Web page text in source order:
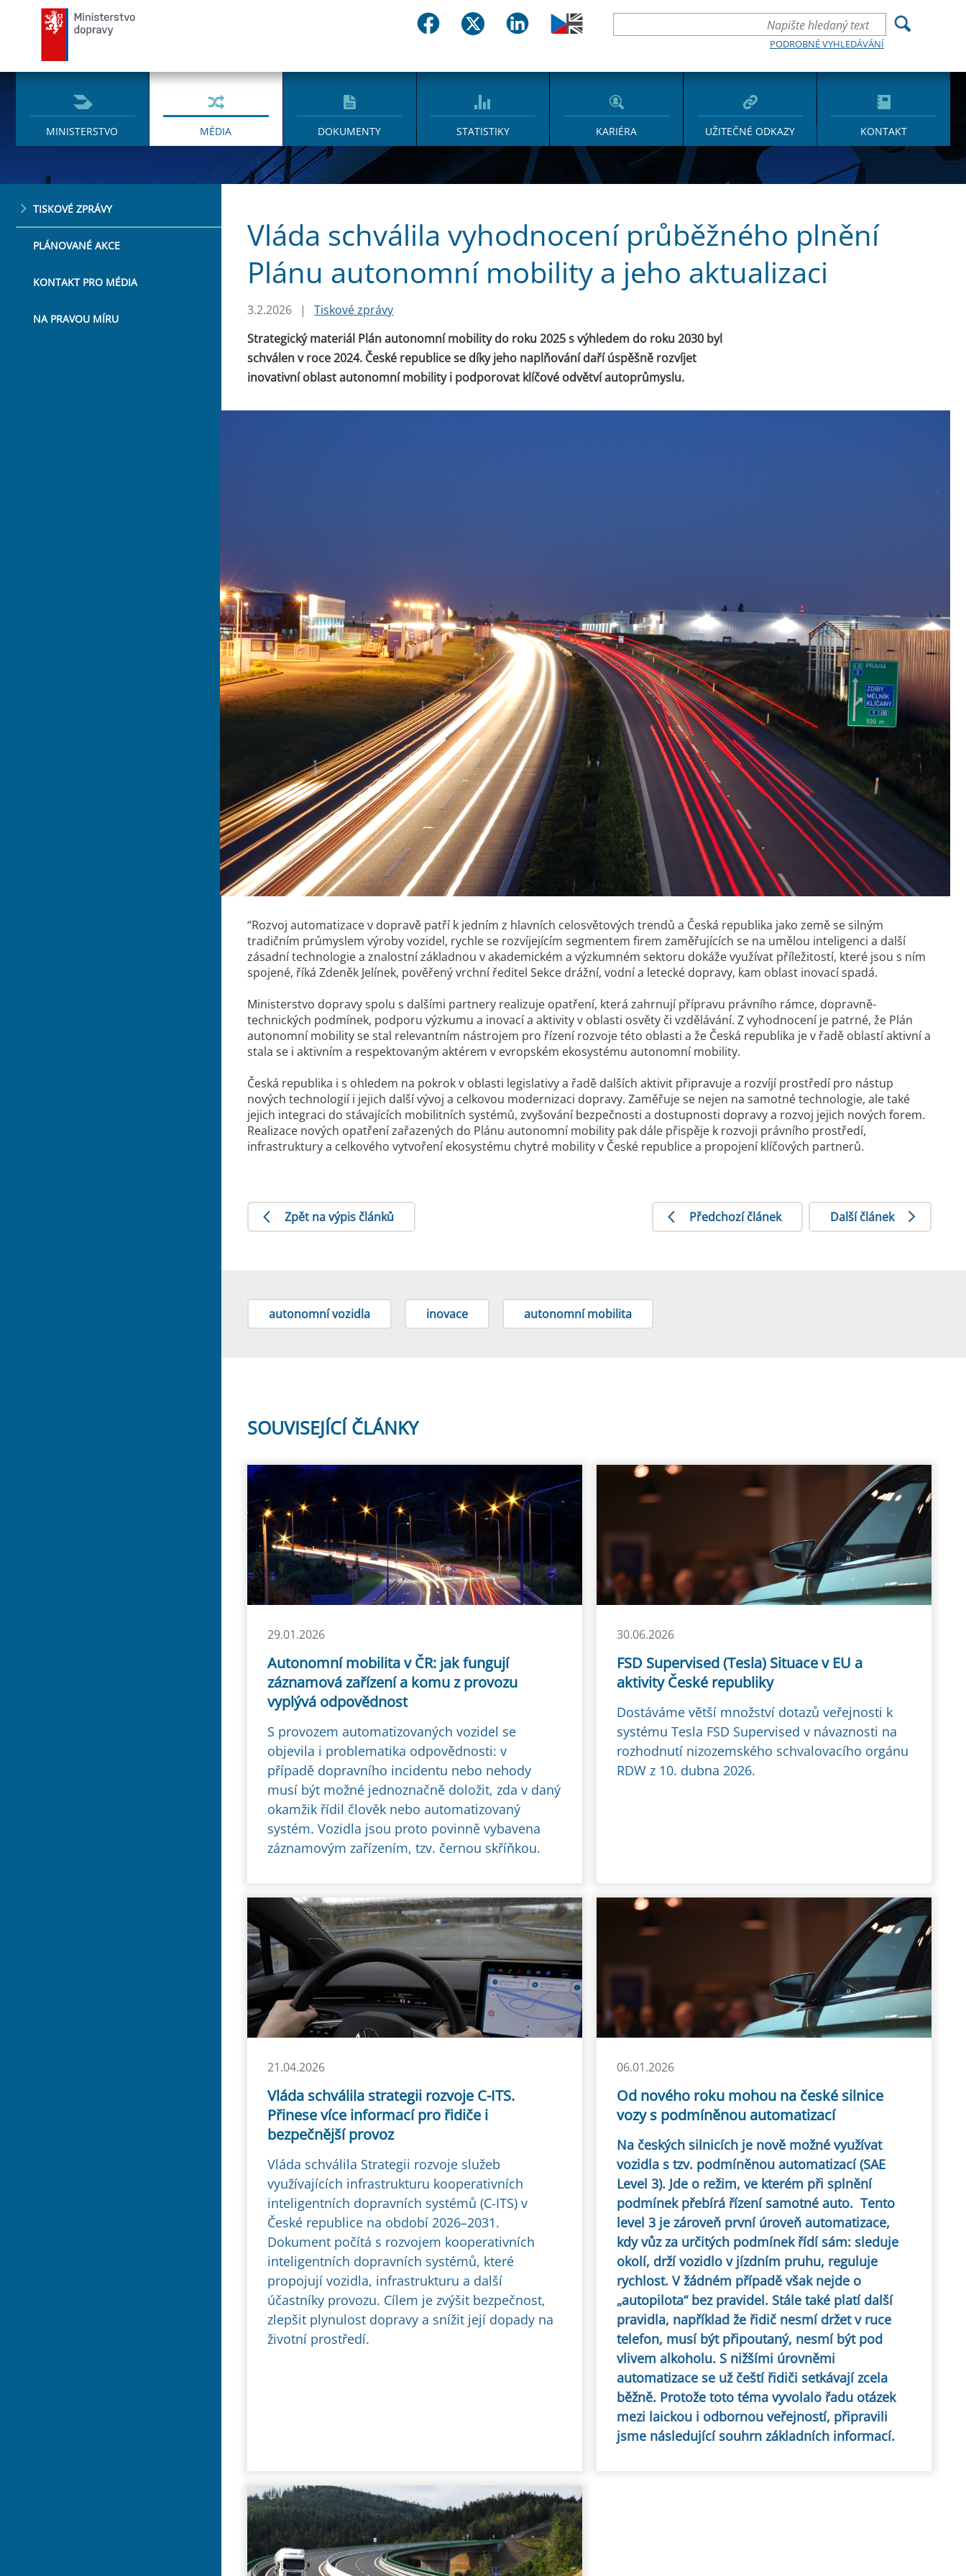
PODROBNÉ VYHLEDÁVÁNÍ
MINISTERSTVO MÉDIA DOKUMENTY STATISTIKY KARIÉRA UŽITEČNÉ ODKAZY KONTAKT
TISKOVÉ ZPRÁVY
PLÁNOVANÉ AKCE
KONTAKT PRO MÉDIA
NA PRAVOU MÍRU
Vláda schválila vyhodnocení průběžného plnění
Plánu autonomní mobility a jeho aktualizaci
3.2.2026 |
Tiskové zprávy
Strategický materiál Plán autonomní mobility do roku 2025 s výhledem do roku 2030 byl
schválen v roce 2024. České republice se díky jeho naplňování daří úspěšně rozvíjet
inovativní oblast autonomní mobility i podporovat klíčové odvětví autoprůmyslu.
“Rozvoj automatizace v dopravě patří k jedním z hlavních celosvětových trendů a Česká republika jako země se silným
tradičním průmyslem výroby vozidel, rychle se rozvíjejícím segmentem firem zaměřujících se na umělou inteligenci a další
zásadní technologie a znalostní základnou v akademickém a výzkumném sektoru dokáže využívat příležitostí, které jsou s ním
spojené, říká Zdeněk Jelínek, pověřený vrchní ředitel Sekce drážní, vodní a letecké dopravy, kam oblast inovací spadá.
Ministerstvo dopravy spolu s dalšími partnery realizuje opatření, která zahrnují přípravu právního rámce, dopravně-
technických podmínek, podporu výzkumu a inovací a aktivity v oblasti osvěty či vzdělávání. Z vyhodnocení je patrné, že Plán
autonomní mobility se stal relevantním nástrojem pro řízení rozvoje této oblasti a že Česká republika je v řadě oblastí aktivní a
stala se i aktivním a respektovaným aktérem v evropském ekosystému autonomní mobility.
Česká republika i s ohledem na pokrok v oblasti legislativy a řadě dalších aktivit připravuje a rozvíjí prostředí pro nástup
nových technologií i jejich další vývoj a celkovou modernizaci dopravy. Zaměřuje se nejen na samotné technologie, ale také
jejich integraci do stávajících mobilitních systémů, zvyšování bezpečnosti a dostupnosti dopravy a rozvoj jejich nových forem.
Realizace nových opatření zařazených do Plánu autonomní mobility pak dále přispěje k rozvoji právního prostředí,
infrastruktury a celkového vytvoření ekosystému chytré mobility v České republice a propojení klíčových partnerů.
Zpět na výpis článků Předchozí článek Další článek
autonomní vozidla inovace autonomní mobilita
SOUVISEJÍCÍ ČLÁNKY
29.01.2026
Autonomní mobilita v ČR: jak fungují
záznamová zařízení a komu z provozu
vyplývá odpovědnost
S provozem automatizovaných vozidel se
objevila i problematika odpovědnosti: v
případě dopravního incidentu nebo nehody
musí být možné jednoznačně doložit, zda v daný
okamžik řídil člověk nebo automatizovaný
systém. Vozidla jsou proto povinně vybavena
záznamovým zařízením, tzv. černou skříňkou.
30.06.2026
FSD Supervised (Tesla) Situace v EU a
aktivity České republiky
Dostáváme větší množství dotazů veřejnosti k
systému Tesla FSD Supervised v návaznosti na
rozhodnutí nizozemského schvalovacího orgánu
RDW z 10. dubna 2026.
21.04.2026
Vláda schválila strategii rozvoje C-ITS.
Přinese více informací pro řidiče i
bezpečnější provoz
Vláda schválila Strategii rozvoje služeb
využívajících infrastrukturu kooperativních
inteligentních dopravních systémů (C-ITS) v
České republice na období 2026–2031.
Dokument počítá s rozvojem kooperativních
inteligentních dopravních systémů, které
propojují vozidla, infrastrukturu a další
účastníky provozu. Cílem je zvýšit bezpečnost,
zlepšit plynulost dopravy a snížit její dopady na
životní prostředí.
06.01.2026
Od nového roku mohou na české silnice
vozy s podmíněnou automatizací
Na českých silnicích je nově možné využívat
vozidla s tzv. podmíněnou automatizací (SAE
Level 3). Jde o režim, ve kterém při splnění
podmínek přebírá řízení samotné auto. Tento
level 3 je zároveň první úroveň automatizace,
kdy vůz za určitých podmínek řídí sám: sleduje
okolí, drží vozidlo v jízdním pruhu, reguluje
rychlost. V žádném případě však nejde o
„autopilota“ bez pravidel. Stále také platí další
pravidla, například že řidič nesmí držet v ruce
telefon, musí být připoutaný, nesmí být pod
vlivem alkoholu. S nižšími úrovněmi
automatizace se už čeští řidiči setkávají zcela
běžně. Protože toto téma vyvolalo řadu otázek
mezi laickou i odbornou veřejností, připravili
jsme následující souhrn základních informací.